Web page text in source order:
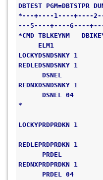
DBTEST PGM=DBTSTPR
*---+----1----+----
---5----+----6----
*CMD
ELM1
LOCKYDSNDSNKY 1
DSNEL
DSNEL 04
PRDEL
PRDEL 04